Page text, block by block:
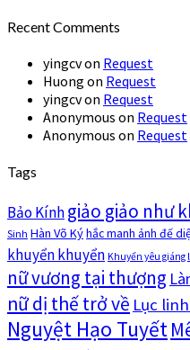
Recent Comments
yingcvon Request
Huong on Request
yingcvon Request
Anonymous on Request
Anonymous on Request
Tags
Bảo Kínhgiảo giảo như
Sinh Hàn Võ Kýhắc manh ảnh đế
khuyển khuyển Khuyển yêu giáng
nữ vương tại thượng
nữ dị thế trở về Lục
Nguyệt Hạo Tuyết